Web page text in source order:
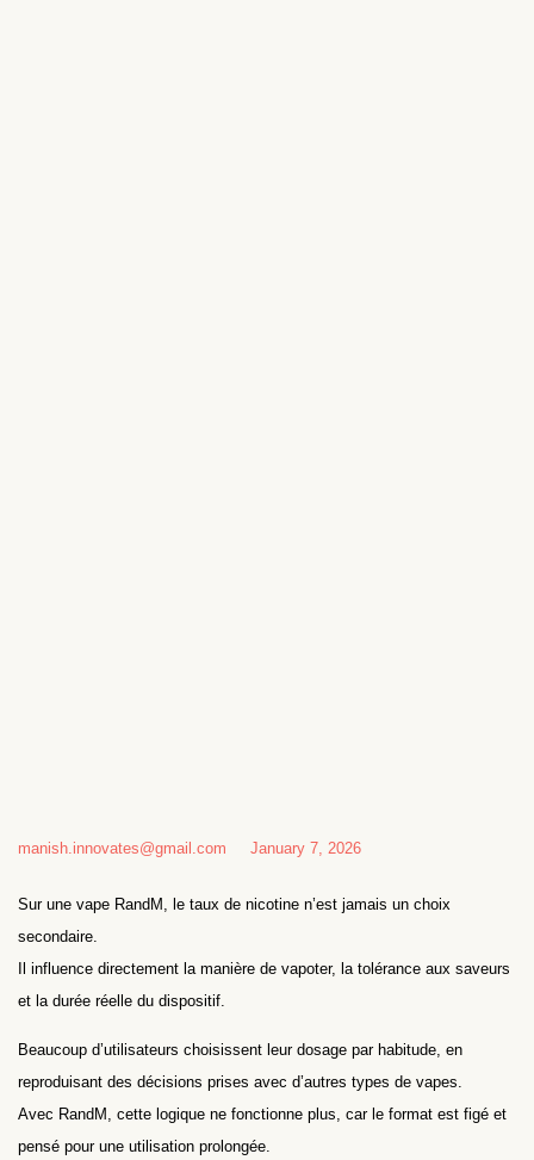
manish.innovates@gmail.com January 7, 2026
Sur une vape RandM, le taux de nicotine n’est jamais un choix
secondaire.
Il influence directement la manière de vapoter, la tolérance aux saveurs
et la durée réelle du dispositif.
Beaucoup d’utilisateurs choisissent leur dosage par habitude, en
reproduisant des décisions prises avec d’autres types de vapes.
Avec RandM, cette logique ne fonctionne plus, car le format est figé et
pensé pour une utilisation prolongée.